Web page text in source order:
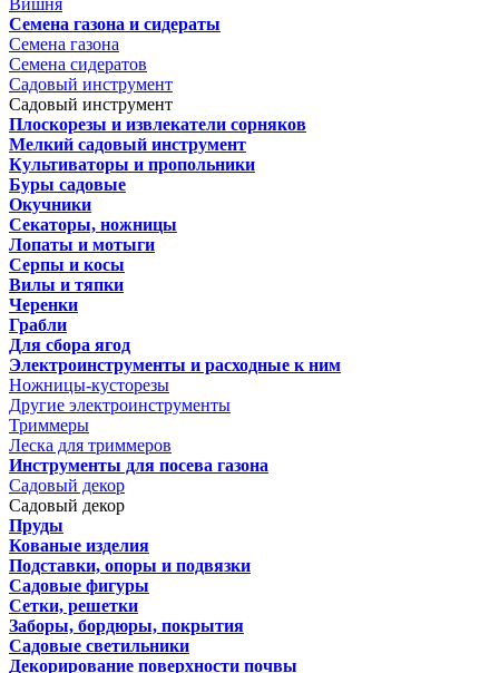
Вишня
Семена газона и сидераты
Семена газона
Семена сидератов
Садовый инструмент
Садовый инструмент
Плоскорезы и извлекатели сорняков
Мелкий садовый инструмент
Культиваторы и пропольники
Буры садовые
Окучники
Секаторы, ножницы
Лопаты и мотыги
Серпы и косы
Вилы и тяпки
Черенки
Грабли
Для сбора ягод
Электроинструменты и расходные к ним
Ножницы-кусторезы
Другие электроинструменты
Триммеры
Леска для триммеров
Инструменты для посева газона
Садовый декор
Садовый декор
Пруды
Кованые изделия
Подставки, опоры и подвязки
Садовые фигуры
Сетки, решетки
Заборы, бордюры, покрытия
Садовые светильники
Декорирование поверхности почвы